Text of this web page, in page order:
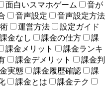
面白いスマホゲーム
音が
音声設定
音声設定方法
運営方法
設定ガイド
課金なし 課金の仕方
課
課金メリット
課金ランキ
課金デメリット
課金判
実態 課金履歴確認
課
課金とは
課金テク